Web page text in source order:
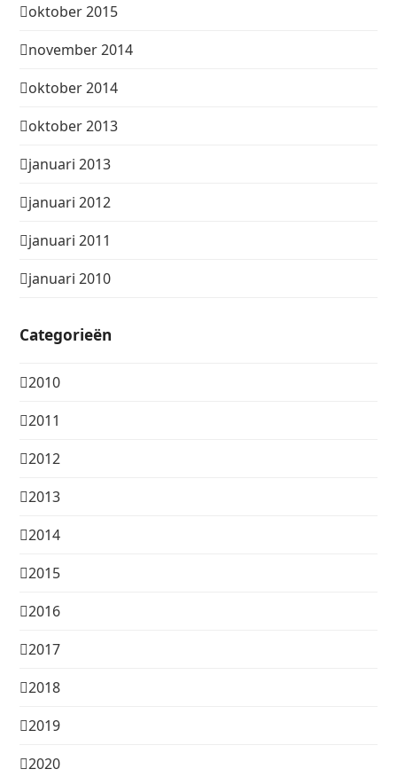
oktober 2015
november 2014
oktober 2014
oktober 2013
januari 2013
januari 2012
januari 2011
januari 2010
Categorieën
2010
2011
2012
2013
2014
2015
2016
2017
2018
2019
2020